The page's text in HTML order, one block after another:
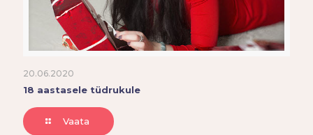
20.06.2020
18 aastasele tüdrukule
Vaata